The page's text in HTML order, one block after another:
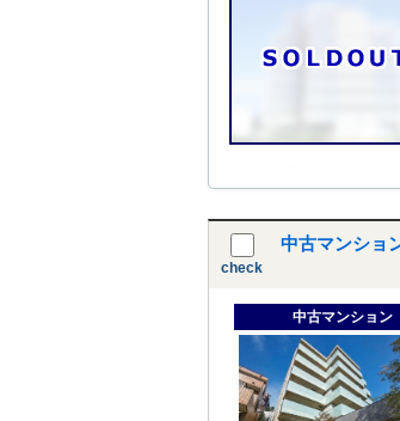
check
中古マンショ
中古マンション